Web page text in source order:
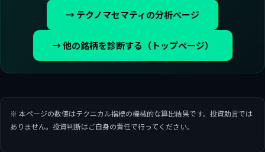
→ テクノマセマティの分析ページ
→ 他の銘柄を診断する（トップページ）
※ 本ページの数値はテクニカル指標の機械的な算出結果です。投資助言では
ありません。投資判断はご自身の責任で行ってください。